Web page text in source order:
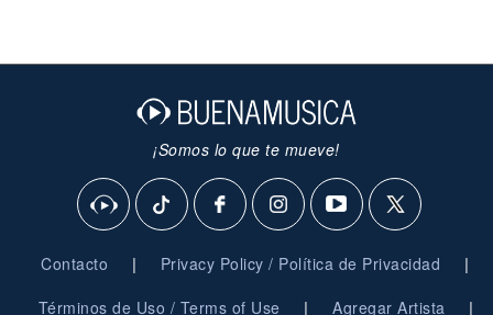
¡Somos lo que te mueve!
Contacto | Privacy Policy / Política de Privacidad |
Términos de Uso / Terms of Use | Agregar Artista |